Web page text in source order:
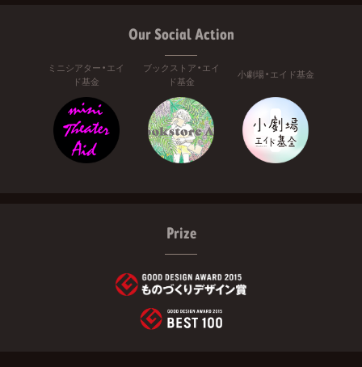
Our Social Action
ミニシアター・エイ
ド基金
ブックストア・エイ
ド基金
小劇場・エイド基金
Prize